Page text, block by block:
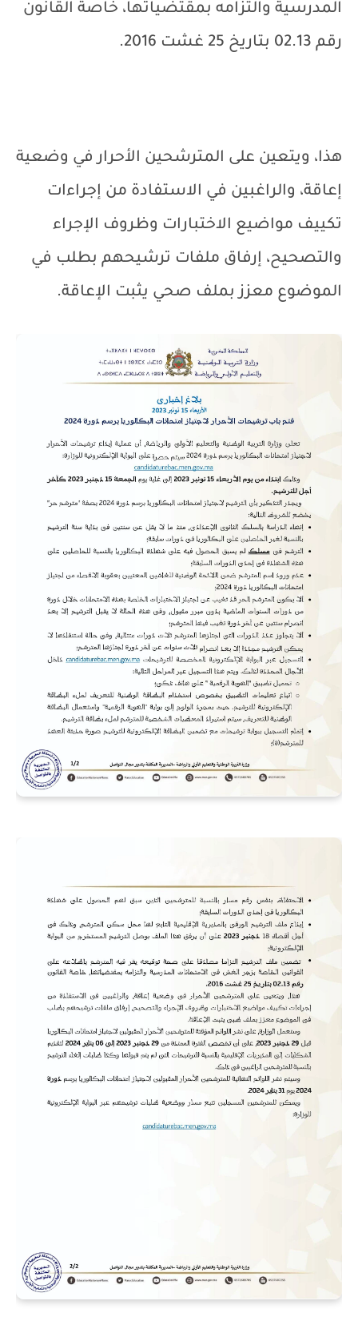
المدرسية والتزامه بمقتضياتها، خاصة القانون
رقم 02.13 بتاريخ 25 غشت 2016.
هذا، ويتعين على المترشحين الأحرار في وضعية
إعاقة، والراغبين في الاستفادة من إجراءات
تكييف مواضيع الاختبارات وظروف الإجراء
والتصحيح، إرفاق ملفات ترشيحهم بطلب في
الموضوع معزز بملف صحي يثبت الإعاقة.